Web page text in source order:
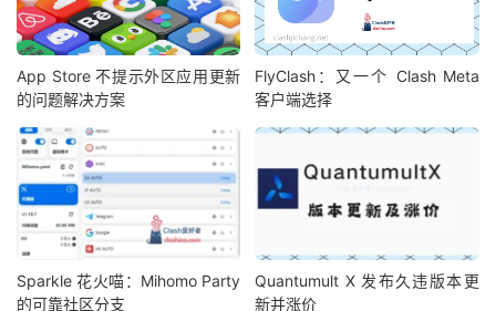
App Store 不提示外区应用更新
的问题解决方案
FlyClash：又一个 Clash Meta
客户端选择
Sparkle 花火喵：Mihomo Party
的可靠社区分支
Quantumult X 发布久违版本更
新并涨价